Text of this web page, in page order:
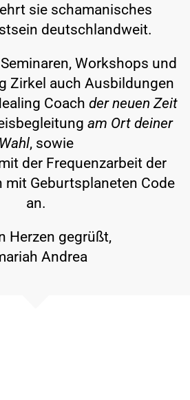
sie schamanisches
deutschlandweit.
Workshops und
Zirkel auch Ausbildungen
Coach der neuen Zeit
am Ort deiner
Wahl, sowie
der Frequenzarbeit der
mit Geburtsplaneten Code
an.
Herzen gegrüßt,
Andrea